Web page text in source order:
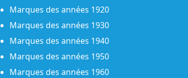
Marques des années 1920
Marques des années 1930
Marques des années 1940
Marques des années 1950
Marques des années 1960